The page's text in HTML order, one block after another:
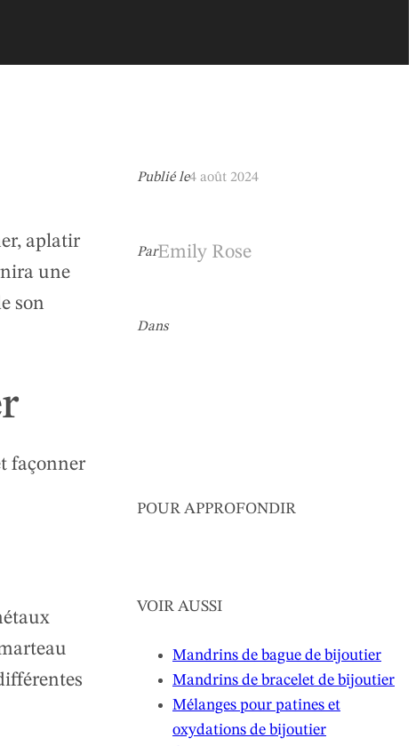
aplatir
une
son
façonner
Publié le4 août 2024
ParEmily Rose
Dans
POUR APPROFONDIR
VOIR AUSSI
Mandrins de bague de bijoutier
Mandrins de bracelet de bijoutier
Mélanges pour patines et
oxydations de bijoutier